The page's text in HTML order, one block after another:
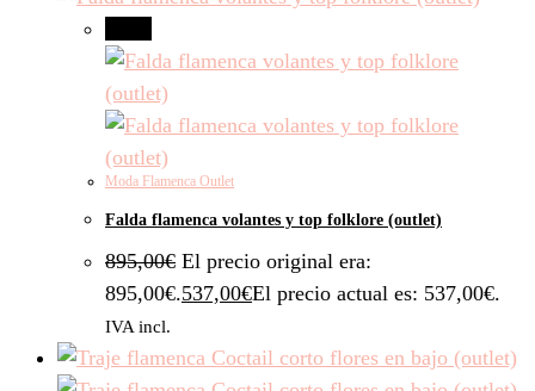
Moda Flamenca Outlet
Falda flamenca volantes y top folklore (outlet)
895,00€ El precio original era:
895,00€.537,00€El precio actual es: 537,00€.
IVA incl.